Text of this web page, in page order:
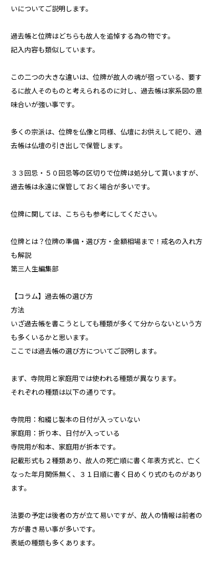
いについてご説明します。
過去帳と位牌はどちらも故人を追悼する為の物です。
記入内容も類似しています。
この二つの大きな違いは、位牌が故人の魂が宿っている、要す
るに故人そのものと考えられるのに対し、過去帳は家系図の意
味合いが強い事です。
多くの宗派は、位牌を仏像と同様、仏壇にお供えして祀り、過
去帳は仏壇の引き出しで保管します。
３３回忌・５０回忌等の区切りで位牌は処分して貰いますが、
過去帳は永遠に保管しておく場合が多いです。
位牌に関しては、こちらも参考にしてください。
位牌とは？位牌の準備・選び方・金額相場まで！戒名の入れ方
も解説
第三人生編集部
【コラム】過去帳の選び方
方法
いざ過去帳を書こうとしても種類が多くて分からないという方
も多くいるかと思います。
ここでは過去帳の選び方についてご説明します。
まず、寺院用と家庭用では使われる種類が異なります。
それぞれの種類は以下の通りです。
寺院用：和綴じ製本の日付が入っていない
家庭用：折り本、日付が入っている
寺院用が和本、家庭用が折本です。
記載形式も２種類あり、故人の死亡順に書く年表方式と、亡く
なった年月関係無く、３１日順に書く日めくり式のものがあり
ます。
法要の予定は後者の方が立て易いですが、故人の情報は前者の
方が書き易い事が多いです。
表紙の種類も多くあります。